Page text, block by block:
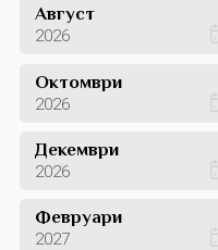
Август
2026
Октомври
2026
Декември
2026
Февруари
2027